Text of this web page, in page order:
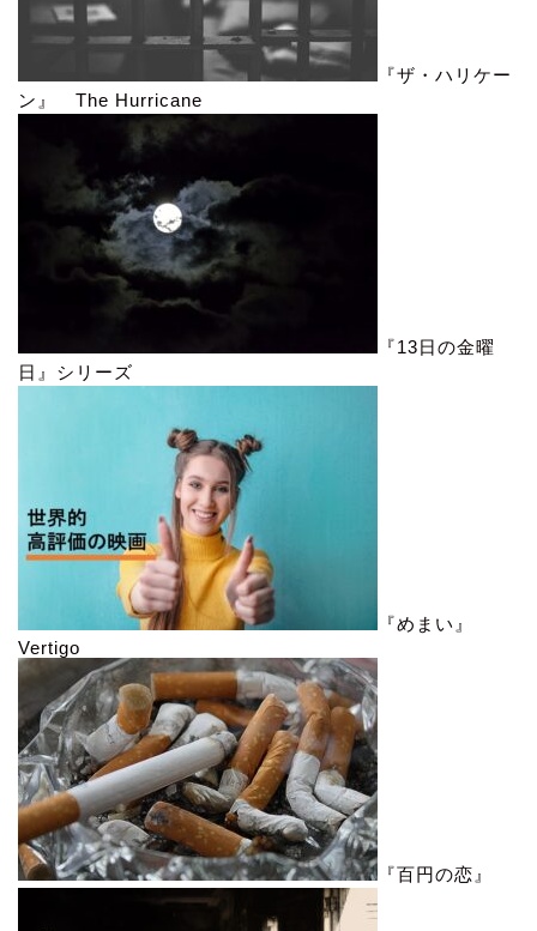
『ザ・ハリケー
ン』 The Hurricane
『13日の金曜
日』シリーズ
『めまい』
Vertigo
『百円の恋』